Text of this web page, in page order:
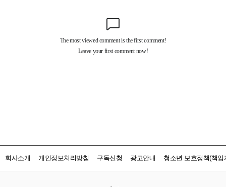
회사소개 개인정보처리방침 구독신청 광고안내 청소년 보호정책(책임